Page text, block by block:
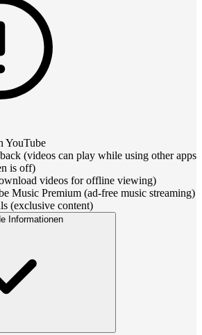
YouTube
(videos can play while using other apps
is off)
videos for offline viewing)
Music Premium (ad-free music streaming)
(exclusive content)
Informationen